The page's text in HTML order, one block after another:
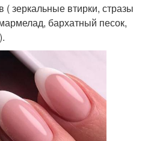
зеркальные втирки, стразы
бархатный песок,